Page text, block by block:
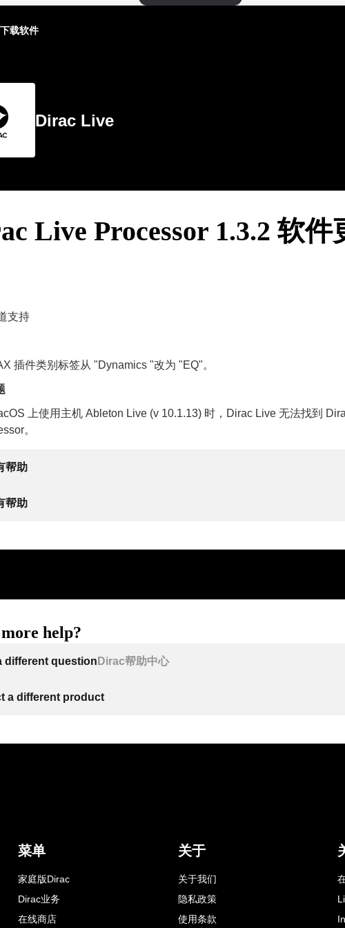
下载软件
Dirac Live
Live Processor 1.3.2 软件
支持
插件类别标签从 "Dynamics "改为 "EQ"。
上使用主机 Ableton Live (v 10.1.13) 时，Dirac Live 无法找到
。
帮助
帮助
help?
different question Dirac帮助中心
a different product
菜单
家庭版Dirac
Dirac业务
在线商店
关于
关于我们
隐私政策
使用条款